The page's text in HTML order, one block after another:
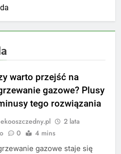
warto przejść na
gazowe? Plusy
tego rozwiązania
ekooszczedny.pl
2 lata
0 4 mins
gazowe staje się